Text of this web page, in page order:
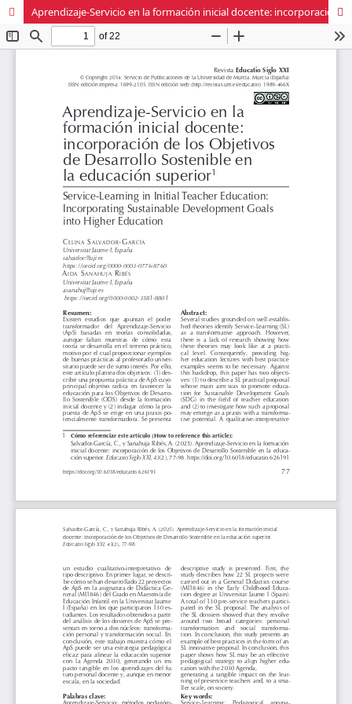
Aprendizaje-Servicio en la formación inicial docente: incorporación de los Objetivos de Desarrollo Sostenible en la educación superior